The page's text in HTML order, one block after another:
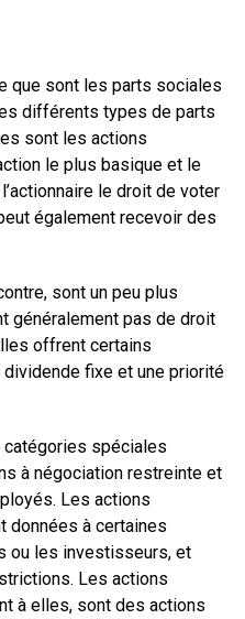
que sont les parts sociales
différents types de parts
sont les actions
le plus basique et le
le droit de voter
également recevoir des
sont un peu plus
généralement pas de droit
offrent certains
dividende fixe et une priorité
catégories spéciales
à négociation restreinte et
Les actions
données à certaines
ou les investisseurs, et
Les actions
à elles, sont des actions